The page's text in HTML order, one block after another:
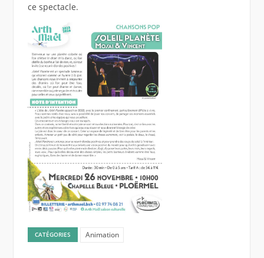
ce spectacle.
CATÉGORIES Animation